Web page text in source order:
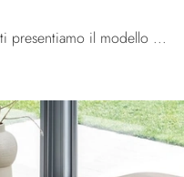
Se cerchi tavoli allungabili design, ti presentiamo il modello da pranzo in ceramica Twins allungabile del brand Calligaris.